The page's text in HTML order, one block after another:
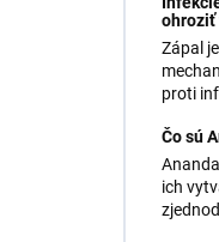
ohroziť
Zápal
proti
Čo sú
ich